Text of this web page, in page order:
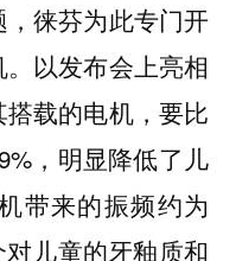
徕芬为此专门开
以发布会上亮相
载的电机，要比
，明显降低了儿
带来的振频约为
儿童的牙釉质和